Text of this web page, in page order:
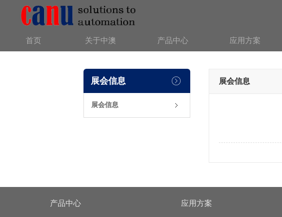
首页 关于中澳 产品中心 应用方案
展会信息
展会信息
展会信息
产品中心 应用方案